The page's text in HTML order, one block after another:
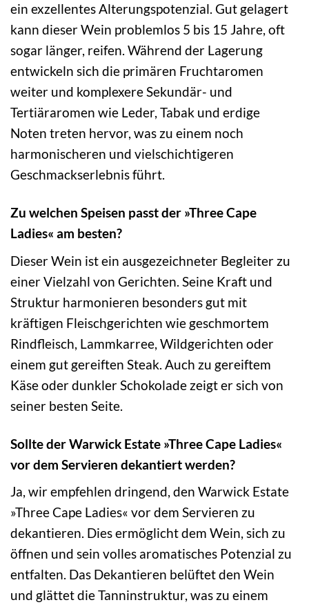
ein exzellentes Alterungspotenzial. Gut gelagert
kann dieser Wein problemlos 5 bis 15 Jahre, oft
sogar länger, reifen. Während der Lagerung
entwickeln sich die primären Fruchtaromen
weiter und komplexere Sekundär- und
Tertiäraromen wie Leder, Tabak und erdige
Noten treten hervor, was zu einem noch
harmonischeren und vielschichtigeren
Geschmackserlebnis führt.
Zu welchen Speisen passt der »Three Cape
Ladies« am besten?
Dieser Wein ist ein ausgezeichneter Begleiter zu
einer Vielzahl von Gerichten. Seine Kraft und
Struktur harmonieren besonders gut mit
kräftigen Fleischgerichten wie geschmortem
Rindfleisch, Lammkarree, Wildgerichten oder
einem gut gereiften Steak. Auch zu gereiftem
Käse oder dunkler Schokolade zeigt er sich von
seiner besten Seite.
Sollte der Warwick Estate »Three Cape Ladies«
vor dem Servieren dekantiert werden?
Ja, wir empfehlen dringend, den Warwick Estate
»Three Cape Ladies« vor dem Servieren zu
dekantieren. Dies ermöglicht dem Wein, sich zu
öffnen und sein volles aromatisches Potenzial zu
entfalten. Das Dekantieren belüftet den Wein
und glättet die Tanninstruktur, was zu einem